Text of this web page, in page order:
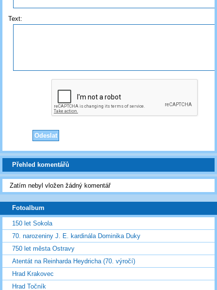
Text:
Přehled komentářů
Zatím nebyl vložen žádný komentář
Fotoalbum
150 let Sokola
70. narozeniny J. E. kardinála Dominika Duky
750 let města Ostravy
Atentát na Reinharda Heydricha (70. výročí)
Hrad Krakovec
Hrad Točník